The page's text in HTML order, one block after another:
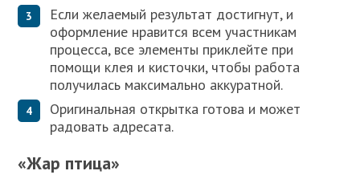
Если желаемый результат достигнут, и
оформление нравится всем участникам
процесса, все элементы приклейте при
помощи клея и кисточки, чтобы работа
получилась максимально аккуратной.
Оригинальная открытка готова и может
радовать адресата.
«Жар птица»